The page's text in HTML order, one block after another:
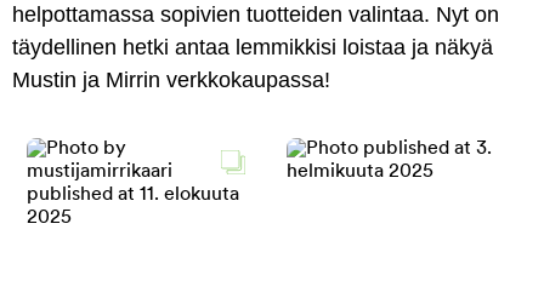
helpottamassa sopivien tuotteiden valintaa. Nyt on
täydellinen hetki antaa lemmikkisi loistaa ja näkyä
Mustin ja Mirrin verkkokaupassa!